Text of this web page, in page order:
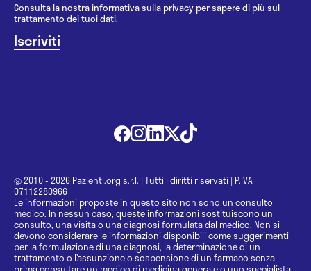
Consulta la nostrainformativa sulla privacy per sapere di più sul
trattamento dei tuoi dati.
@ 2010 - 2026 Pazienti.org s.r.l. | Tutti i diritti riservati | P.IVA
07112280966
Le informazioni proposte in questo sito non sono un consulto
medico. In nessun caso, queste informazioni sostituiscono un
consulto, una visita o una diagnosi formulata dal medico. Non si
devono considerare le informazioni disponibili come suggerimenti
per la formulazione di una diagnosi, la determinazione di un
trattamento o l’assunzione o sospensione di un farmaco senza